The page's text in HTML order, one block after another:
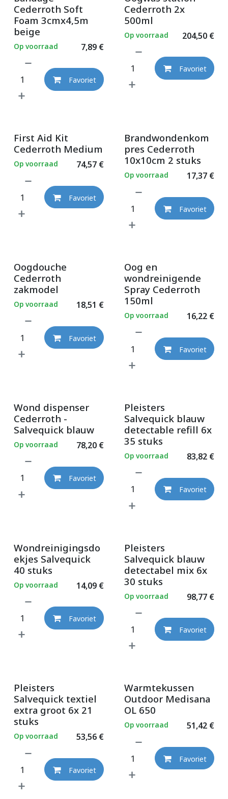
Cederroth Soft
Foam 3cmx4,5m
beige
7,89€
Op voorraad
Favoriet
Cederroth 2x
500ml
204,50€
Op voorraad
Favoriet
First Aid Kit
Cederroth Medium
74,57€
Op voorraad
Favoriet
Brandwondenkom
pres Cederroth
10x10cm 2 stuks
17,37€
Op voorraad
Favoriet
Oogdouche
Cederroth
zakmodel
18,51 €
Op voorraad
Favoriet
Oog en
wondreinigende
Spray Cederroth
150ml
16,22€
Op voorraad
Favoriet
Wond dispenser
Cederroth -
Salvequick blauw
78,20€
Op voorraad
Favoriet
Pleisters
Salvequick blauw
detectable refill 6x
35 stuks
83,82€
Op voorraad
Favoriet
Wondreinigingsdo
ekjes Salvequick
40 stuks
14,09€
Op voorraad
Favoriet
Pleisters
Salvequick blauw
detectabel mix 6x
30 stuks
98,77€
Op voorraad
Favoriet
Pleisters
Salvequick textiel
extra groot 6x 21
stuks
53,56€
Op voorraad
Favoriet
Warmtekussen
Outdoor Medisana
OL 650
51,42€
Op voorraad
Favoriet